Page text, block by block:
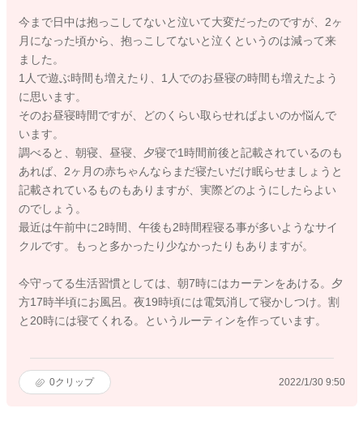
今まで日中は抱っこしてないと泣いて大変だったのですが、2ヶ
月になった頃から、抱っこしてないと泣くというのは減って来
ました。
1人で遊ぶ時間も増えたり、1人でのお昼寝の時間も増えたよう
に思います。
そのお昼寝時間ですが、どのくらい取らせればよいのか悩んで
います。
調べると、朝寝、昼寝、夕寝で1時間前後と記載されているのも
あれば、2ヶ月の赤ちゃんならまだ寝たいだけ眠らせましょうと
記載されているものもありますが、実際どのようにしたらよい
のでしょう。
最近は午前中に2時間、午後も2時間程寝る事が多いようなサイ
クルです。もっと多かったり少なかったりもありますが。
今守ってる生活習慣としては、朝7時にはカーテンをあける。夕
方17時半頃にお風呂。夜19時頃には電気消して寝かしつけ。割
と20時には寝てくれる。というルーティンを作っています。
0クリップ 2022/1/30 9:50